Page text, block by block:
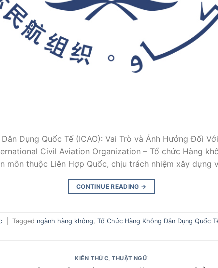
Dụng Quốc Tế (ICAO): Vai Trò và Ảnh Hưởng Đối
Civil Aviation Organization – Tổ chức Hàng
môn thuộc Liên Hợp Quốc, chịu trách nhiệm xây dựng
CONTINUE READING →
Tagged ngành hàng không Tổ Chức Hàng Không Dân Dụng Quốc
KIẾN THỨC,THUẬT NGỮ